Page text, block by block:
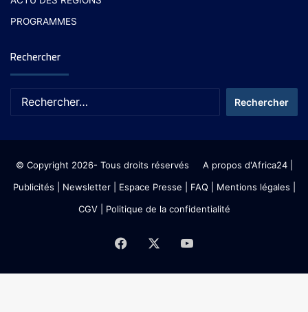
PROGRAMMES
Rechercher
© Copyright 2026- Tous droits réservés A propos d'Africa24|
Publicités
Newsletter| Espace Presse | FAQ | Mentions légales
CGV| Politique de la confidentialité